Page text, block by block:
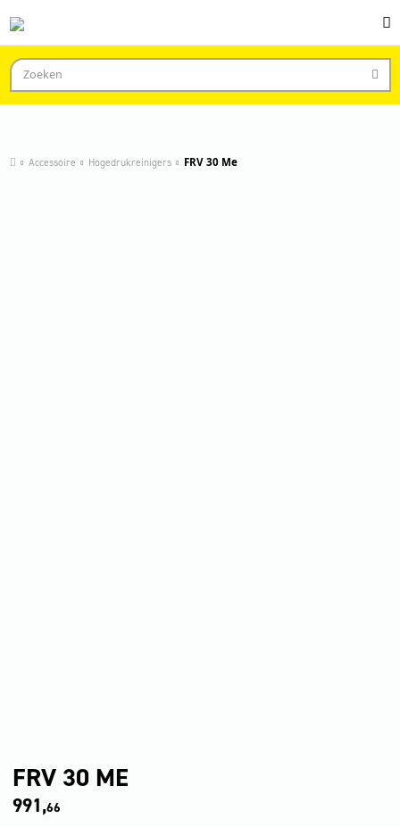
Accessoire Hogedrukreinigers FRV 30 Me
FRV 30 ME
991,66